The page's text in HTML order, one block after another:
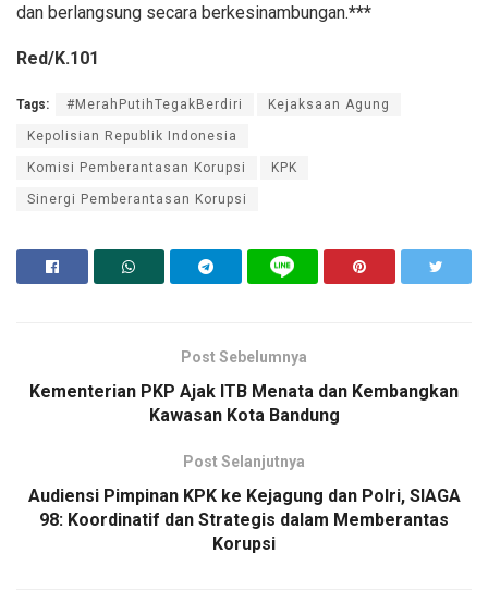
dan berlangsung secara berkesinambungan.***
Red/K.101
Tags: #MerahPutihTegakBerdiri Kejaksaan Agung
Kepolisian Republik Indonesia
Komisi Pemberantasan Korupsi KPK
Sinergi Pemberantasan Korupsi
Post Sebelumnya
Kementerian PKP Ajak ITB Menata dan Kembangkan
Kawasan Kota Bandung
Post Selanjutnya
Audiensi Pimpinan KPK ke Kejagung dan Polri, SIAGA
98: Koordinatif dan Strategis dalam Memberantas
Korupsi